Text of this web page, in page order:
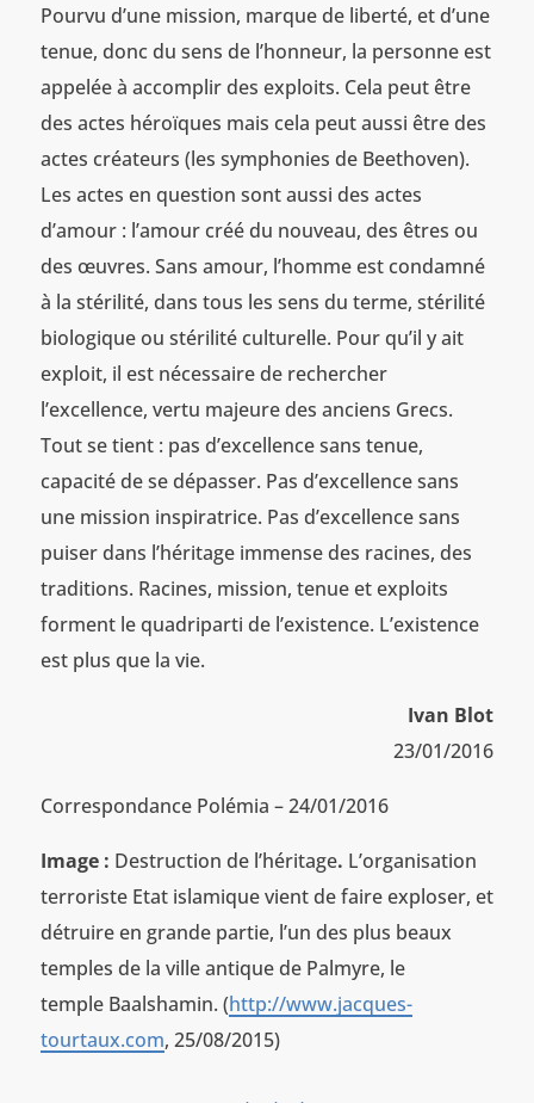
Pourvu d’une mission, marque de liberté, et d’une
tenue, donc du sens de l’honneur, la personne est
appelée à accomplir des exploits. Cela peut être
des actes héroïques mais cela peut aussi être des
actes créateurs (les symphonies de Beethoven).
Les actes en question sont aussi des actes
d’amour : l’amour créé du nouveau, des êtres ou
des œuvres. Sans amour, l’homme est condamné
à la stérilité, dans tous les sens du terme, stérilité
biologique ou stérilité culturelle. Pour qu’il y ait
exploit, il est nécessaire de rechercher
l’excellence, vertu majeure des anciens Grecs.
Tout se tient : pas d’excellence sans tenue,
capacité de se dépasser. Pas d’excellence sans
une mission inspiratrice. Pas d’excellence sans
puiser dans l’héritage immense des racines, des
traditions. Racines, mission, tenue et exploits
forment le quadriparti de l’existence. L’existence
est plus que la vie.
Ivan Blot
23/01/2016
Correspondance Polémia – 24/01/2016
Image : Destruction de l’héritage. L’organisation
terroriste Etat islamique vient de faire exploser, et
détruire en grande partie, l’un des plus beaux
temples de la ville antique de Palmyre, le
temple Baalshamin. (http://www.jacques-
tourtaux.com, 25/08/2015)